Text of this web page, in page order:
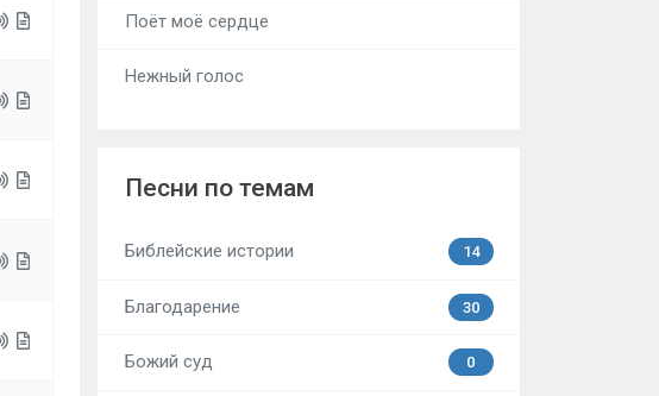
Поёт моё сердце
Нежный голос
Песни по темам
Библейские истории 14
Благодарение 30
Божий суд 0